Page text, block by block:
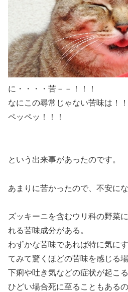
に・・・・苦－－！！！
なにこの尋常じゃない苦味は！！
ペッペッ！！！
という出来事があったのです。
あまりに苦かったので、不安に
ズッキーニを含むウリ科の野菜
れる苦味成分がある。
わずかな苦味であれば特に気に
てみて驚くほどの苦味を感じる
下痢や吐き気などの症状が起こる
ひどい場合死に至ることもあるの